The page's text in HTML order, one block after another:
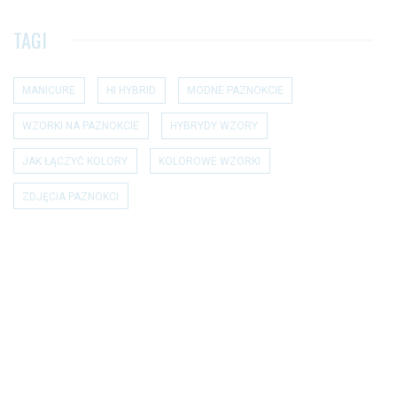
TAGI
MANICURE HI HYBRID MODNE PAZNOKCIE
WZORKI NA PAZNOKCIE HYBRYDY WZORY
JAK ŁĄCZYĆ KOLORY KOLOROWE WZORKI
ZDJĘCIA PAZNOKCI